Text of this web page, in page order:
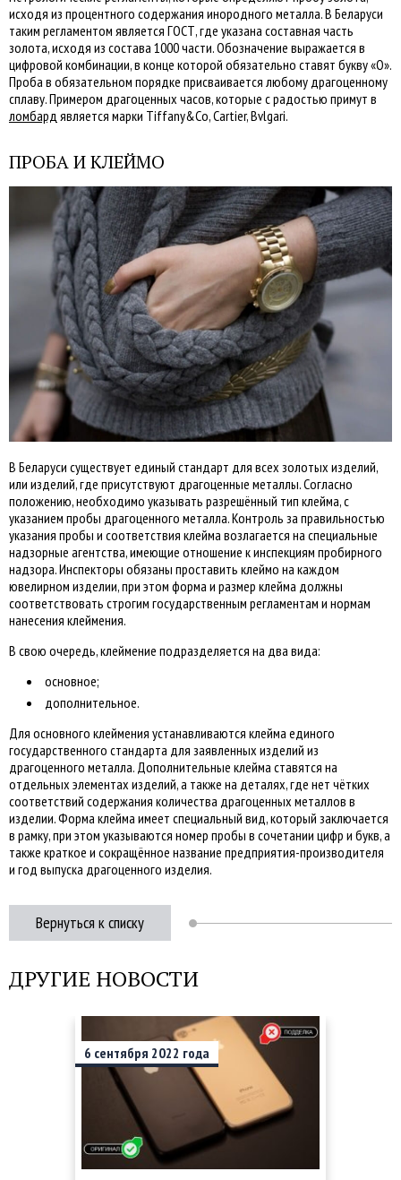
исходя из процентного содержания инородного металла. В Беларуси
таким регламентом является ГОСТ, где указана составная часть
золота, исходя из состава 1000 части. Обозначение выражается в
цифровой комбинации, в конце которой обязательно ставят букву «О».
Проба в обязательном порядке присваивается любому драгоценному
сплаву. Примером драгоценных часов, которые с радостью примут в
ломбард является марки Tiffany&Co, Cartier, Bvlgari.
ПРОБА И КЛЕЙМО
В Беларуси существует единый стандарт для всех золотых изделий,
или изделий, где присутствуют драгоценные металлы. Согласно
положению, необходимо указывать разрешённый тип клейма, с
указанием пробы драгоценного металла. Контроль за правильностью
указания пробы и соответствия клейма возлагается на специальные
надзорные агентства, имеющие отношение к инспекциям пробирного
надзора. Инспекторы обязаны проставить клеймо на каждом
ювелирном изделии, при этом форма и размер клейма должны
соответствовать строгим государственным регламентам и нормам
нанесения клеймения.
В свою очередь, клеймение подразделяется на два вида:
основное;
дополнительное.
Для основного клеймения устанавливаются клейма единого
государственного стандарта для заявленных изделий из
драгоценного металла. Дополнительные клейма ставятся на
отдельных элементах изделий, а также на деталях, где нет чётких
соответствий содержания количества драгоценных металлов в
изделии. Форма клейма имеет специальный вид, который заключается
в рамку, при этом указываются номер пробы в сочетании цифр и букв, а
также краткое и сокращённое название предприятия-производителя
и год выпуска драгоценного изделия.
Вернуться к списку
ДРУГИЕ НОВОСТИ
6 сентября 2022 года